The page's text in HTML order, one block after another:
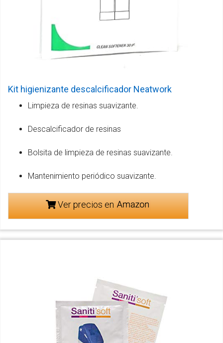
Kit higienizante descalcificador Neatwork
Limpieza de resinas suavizante.
Descalcificador de resinas
Bolsita de limpieza de resinas suavizante.
Mantenimiento periódico suavizante.
Ver precios en